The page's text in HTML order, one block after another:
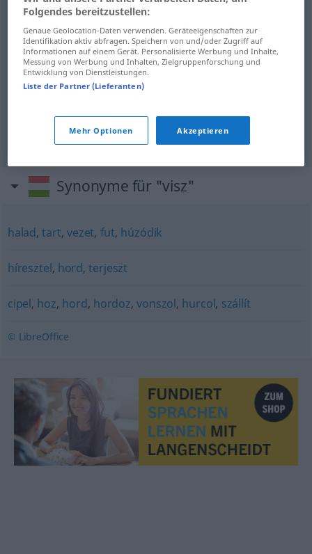
bringen visz
mitnehmen visz
(hin)führen visz
visz
Synonyme für "visz"
halad,tart,vezet, fut, húzódik
híresztel, hord,terjeszt
cipel, hoz, hord, hordoz,vonszol, hurcol, szállít
© LibreOffice
Folgendes bereitzustellen:
Genaue Geolocation-Daten verwenden. Geräteeigenschaften zur
Identifikation aktiv abfragen. Speichern von und/oder Zugriff auf
Informationen auf einem Gerät. Personalisierte Werbung und Inhalte,
Messung von Werbung und Inhalten, Zielgruppenforschung und
Entwicklung von Dienstleistungen.
Liste der Partner (Lieferanten)
Mehr Optionen Akzeptieren